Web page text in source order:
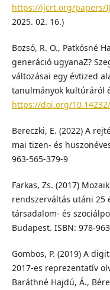
https://ijcrt.org/papers/
2025. 02. 16.)
Bozsó, R. O., Patkósné
generáció ugyanaZ?
változásai egy évtized
tanulmányok kultúráról
https://doi.org/
Bereczki, E. (2022) A
mai tizen- és
963-565-379-9
Farkas, Zs. (2017)
rendszerváltás utáni 25
társadalom- és
Budapest. ISBN: 978-
Gombos, P. (2019) A
2017-es reprezentatív
Baráthné Hajdú, Á.,